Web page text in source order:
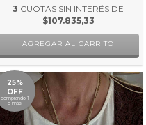
3 CUOTAS SIN INTERÉS DE
$107.835,33
25%
OFF
comprando 1
o más